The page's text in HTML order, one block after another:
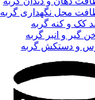
محل نگهداری گربه
کک و کنه گربه
گیر و انبر گربه
و دستکش گربه